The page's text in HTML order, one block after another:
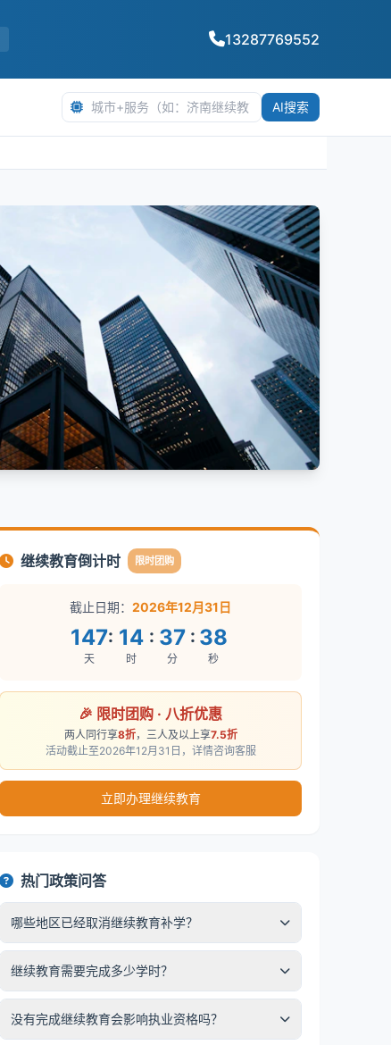
13287769552
AI搜索
继续教育倒计时 限时团购
截止日期：2026年12月31日
147
天
: 14
时
: 37
分
: 37
秒
🎉 限时团购 · 八折优惠
两人同行享8折，三人及以上享7.5折
活动截止至2026年12月31日，详情咨询客服
立即办理继续教育
热门政策问答
哪些地区已经取消继续教育补学？
继续教育需要完成多少学时？
没有完成继续教育会影响执业资格吗？